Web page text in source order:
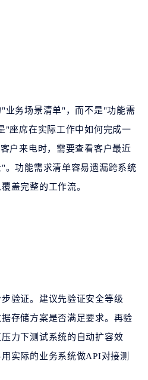
业务场景清单"，而不是"功能需
"座席在实际工作中如何完成一
户来电时，需要查看客户最近
。功能需求清单容易遗漏跨系统
盖完整的工作流。
验证。建议先验证安全等级
存储方案是否满足要求。再验
力下测试系统的自动扩容效
实际的业务系统做API对接测